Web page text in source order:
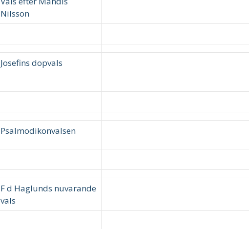
Nilsson
Josefins dopvals
Psalmodikonvalsen
F d Haglunds nuvarande
vals